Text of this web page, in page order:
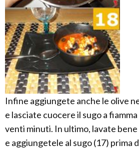
Infine aggiungete anche le olive
e lasciate cuocere il sugo a
venti minuti. In ultimo, lavate
e aggiungetele al sugo (17) prima